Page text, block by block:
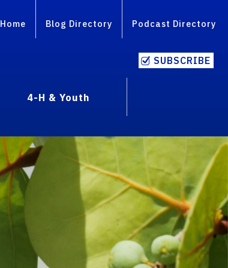
Home Blog Directory Podcast Directory
SUBSCRIBE
4-H & Youth